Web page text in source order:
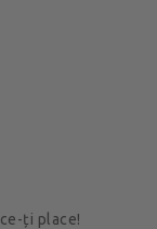
ți place!